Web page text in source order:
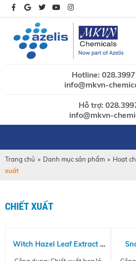
Hotline:
info@mkvn-
Hỗ trợ:
info@mkvn-
Trang chủ » Danh mục sản phẩm » Hoạt
xuất
CHIẾT XUẤT
Witch Hazel Leaf Extract -
Chiết xuất cây phỉ